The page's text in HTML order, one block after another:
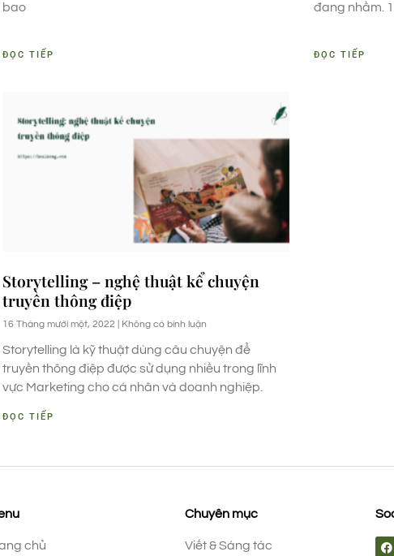
bao
ĐỌC TIẾP
đang nhầm.
ĐỌC TIẾP
Storytelling – nghệ thuật kể chuyện
truyền thông điệp
16 Tháng mười một, 2022 Không có bình luận
Storytelling là kỹ thuật dùng câu chuyện để
truyền thông điệp được sử dụng nhiều trong lĩnh
vực Marketing cho cá nhân và doanh nghiệp.
ĐỌC TIẾP
chủ
Chuyên mục
Viết & Sáng tác